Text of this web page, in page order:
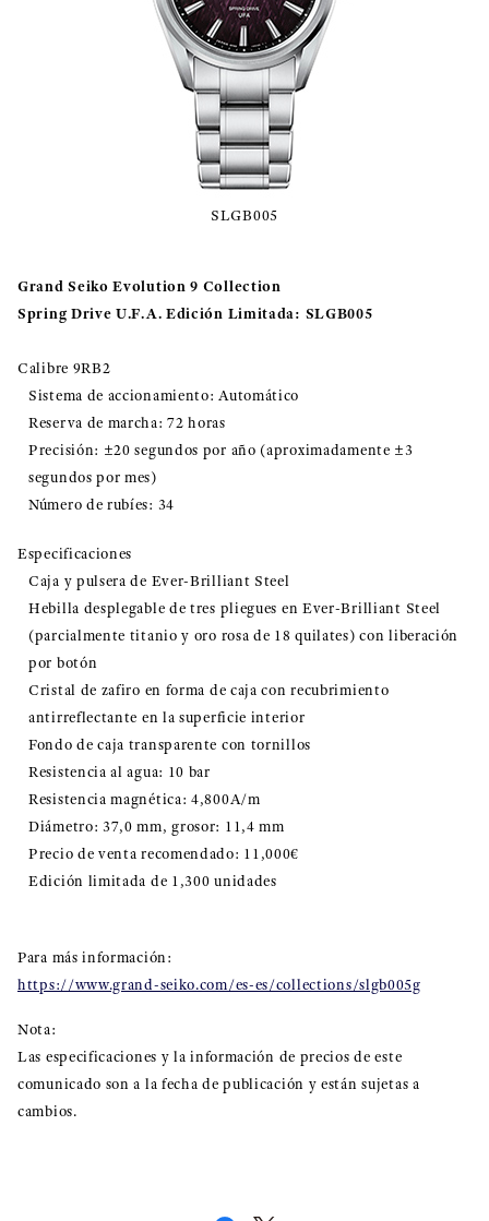
SLGB005
Grand Seiko Evolution 9 Collection
Spring Drive U.F.A. Edición Limitada: SLGB005
Calibre 9RB2
Sistema de accionamiento: Automático
Reserva de marcha: 72 horas
Precisión: ±20 segundos por año (aproximadamente ±3
segundos por mes)
Número de rubíes: 34
Especificaciones
Caja y pulsera de Ever-Brilliant Steel
Hebilla desplegable de tres pliegues en Ever-Brilliant Steel
(parcialmente titanio y oro rosa de 18 quilates) con liberación
por botón
Cristal de zafiro en forma de caja con recubrimiento
antirreflectante en la superficie interior
Fondo de caja transparente con tornillos
Resistencia al agua: 10 bar
Resistencia magnética: 4,800A/m
Diámetro: 37,0 mm, grosor: 11,4 mm
Precio de venta recomendado: 11,000€
Edición limitada de 1,300 unidades
Para más información:
https://www.grand-seiko.com/es-es/collections/slgb005g
Nota:
Las especificaciones y la información de precios de este
comunicado son a la fecha de publicación y están sujetas a
cambios.